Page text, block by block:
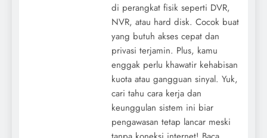
di perangkat fisik seperti DVR,
NVR, atau hard disk. Cocok buat
yang butuh akses cepat dan
privasi terjamin. Plus, kamu
enggak perlu khawatir kehabisan
kuota atau gangguan sinyal. Yuk,
cari tahu cara kerja dan
keunggulan sistem ini biar
pengawasan tetap lancar meski